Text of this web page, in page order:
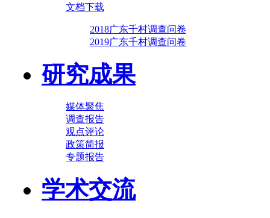
文档下载
2018广东千村调查问卷
2019广东千村调查问卷
研究成果
媒体聚焦
调查报告
观点评论
政策简报
专题报告
学术交流